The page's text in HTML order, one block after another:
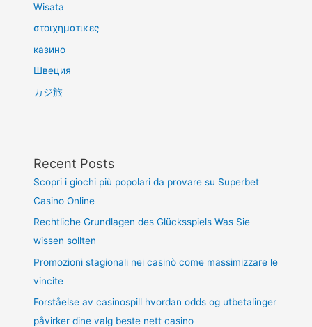
Wisata
στοιχηματικες
казино
Швеция
カジ旅
Recent Posts
Scopri i giochi più popolari da provare su Superbet
Casino Online
Rechtliche Grundlagen des Glücksspiels Was Sie
wissen sollten
Promozioni stagionali nei casinò come massimizzare le
vincite
Forståelse av casinospill hvordan odds og utbetalinger
påvirker dine valg beste nett casino